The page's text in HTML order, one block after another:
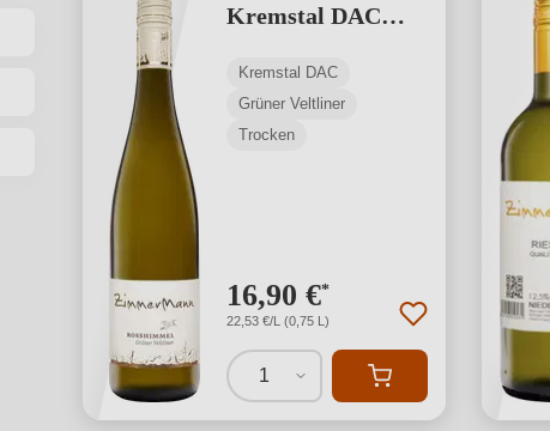
Kremstal DAC
Kremstal DAC
Grüner Veltliner
Trocken
16,90 €*
22,53 €/L (0,75 L)
1